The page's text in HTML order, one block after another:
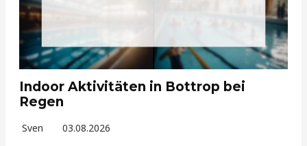
Indoor Aktivitäten in Bottrop bei
Regen
Sven 03.08.2026